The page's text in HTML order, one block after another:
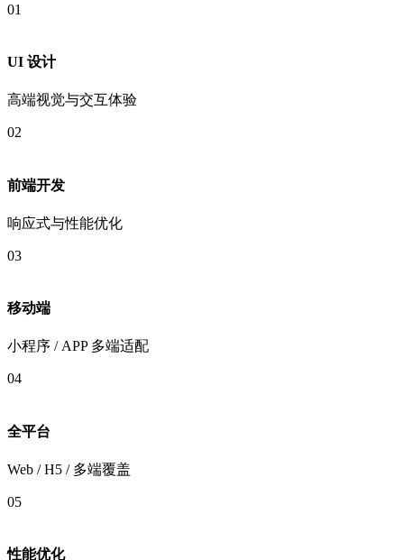
01
UI 设计
高端视觉与交互体验
02
前端开发
响应式与性能优化
03
移动端
小程序 / APP 多端适配
04
全平台
Web / H5 / 多端覆盖
05
性能优化